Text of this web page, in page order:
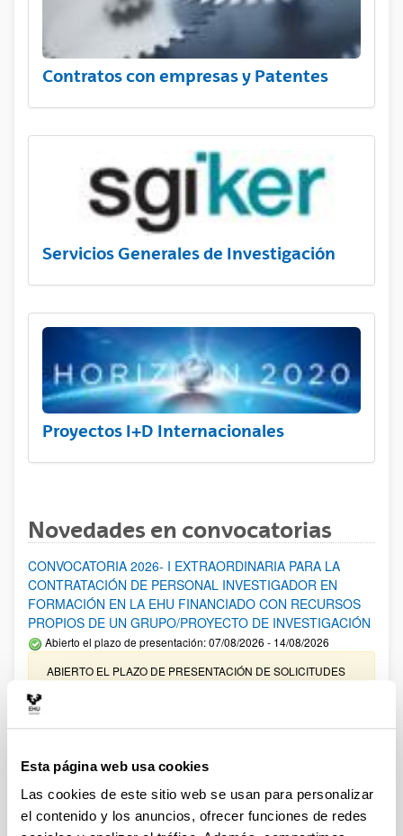
Esta página web usa cookies
Las cookies de este sitio web se usan para personalizar
el contenido y los anuncios, ofrecer funciones de redes
Contratos con empresas y Patentes
Servicios Generales de Investigación
Proyectos I+D Internacionales
Novedades en convocatorias
CONVOCATORIA 2026- I EXTRAORDINARIA PARA LA
CONTRATACIÓN DE PERSONAL INVESTIGADOR EN
FORMACIÓN EN LA EHU FINANCIADO CON RECURSOS
PROPIOS DE UN GRUPO/PROYECTO DE INVESTIGACIÓN
Abierto el plazo de presentación: 07/08/2026 - 14/08/2026
ABIERTO EL PLAZO DE PRESENTACIÓN DE SOLICITUDES
Ayudas para financiación de la adquisición y renovación de
UPV/EHU 2026
Trámite abierto
25/03/2026: Corrección de errores del listado provisional de
solicitudes admitidas y excluidas. 23/03/2026: Relación